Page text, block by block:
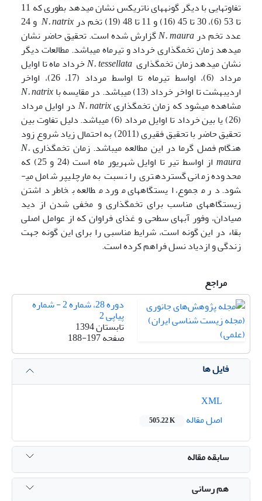
تفاوت­هایی با دیگر گونه­های ناتریکس نشان می­دهد بطوری که 11
تا 53 (6)، 30 تا 45 (16) و 11 تا 48 (19) تخم در
N. natrix
و 24
عدد تخم در N. mauraگزارش شده است. تحقیق حاضر نشان
می­دهد زمان تخم­گذاری خرداد و تیرماه می­باشد. مطالعات دیگر
نشان می­دهد زمان تخم­گذاری N. tessellata
خرداد ماه تا اوایل
مرداد (6)، اواسط تیرماه تا اواسط مرداد (17، 26)، اواخر
اردیبهشت تا اواخر خرداد (13) می­باشد. در مقایسه با
N. natrix
مشاهده می­شود که زمان تخم­گذاریN. natrix در اوایل مرداد
(26) یا بین خرداد تا اوایل مرداد (6) می­باشد. دلیل تفاوت بین
تحقیق حاضر با تحقیق فقیری (2011) به احتمال زیاد شروع زود
هنگام فصل گرما در این مطالعه می­باشد. زمان تخم­گذاریN.
maura
از اواسط تیر تا اوایل شهریور ماه است (24 و 25) که
محدوده زمانی گسترده­تری را نسبت به مارچلیپر شامل می­
شود. در مجموع، ایستگاه­های مورد مطالعه بخاطر داشتن
زیستگاه­های مناسب برای تخم­گذاری و مخفی شدن از دید
صیادان، وفور آب­های سطحی و غذای فراوان که از عوامل اصلی
بقاء در این گونه است، شرایط مناسبی را برای این گونه جهت
زندگی و ازدیاد نسل فراهم کرده است.
مراجع
دوره 28، شماره 2 - شماره
پیاپی 2
تابستان 1394
صفحه188-197
فایل ها
اصل مقاله
505.22 K
سابقه مقاله
هم رسانی